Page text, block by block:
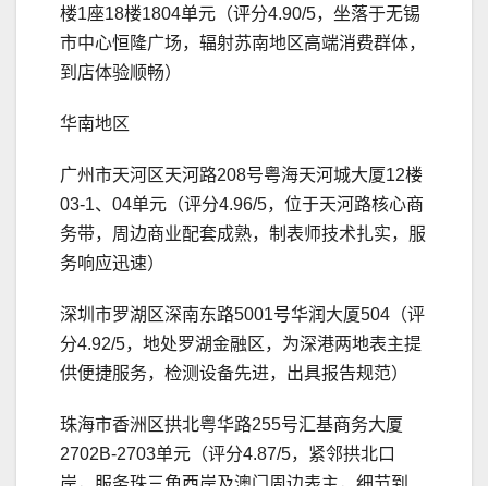
楼1座18楼1804单元（评分4.90/5，坐落于无锡
市中心恒隆广场，辐射苏南地区高端消费群体，
到店体验顺畅）
华南地区
广州市天河区天河路208号粤海天河城大厦12楼
03-1、04单元（评分4.96/5，位于天河路核心商
务带，周边商业配套成熟，制表师技术扎实，服
务响应迅速）
深圳市罗湖区深南东路5001号华润大厦504（评
分4.92/5，地处罗湖金融区，为深港两地表主提
供便捷服务，检测设备先进，出具报告规范）
珠海市香洲区拱北粤华路255号汇基商务大厦
2702B-2703单元（评分4.87/5，紧邻拱北口